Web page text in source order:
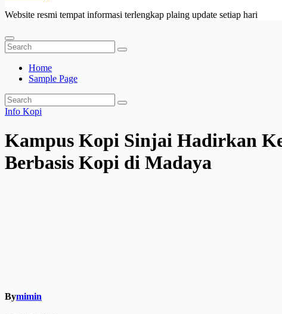
Website resmi tempat informasi terlengkap plaing update setiap hari
Home
Sample Page
Info Kopi
Kampus Kopi Sinjai Hadirkan
Berbasis Kopi di Madaya
Bymimin